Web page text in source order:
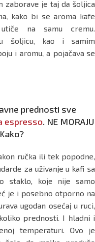
zaborave je taj da šoljica
kako bi se aroma kafe
na samu cremu.
šoljicu, kao i samim
i aromu, a pojačava se
prednosti sve
espresso. NE MORAJU
ručka ili tek popodne,
za uživanje u kafi sa
staklo, koje nije samo
je i posebno otporno na
ugodan osećaj u ruci,
prednosti. I hladni i
temperaturi. Ovo je